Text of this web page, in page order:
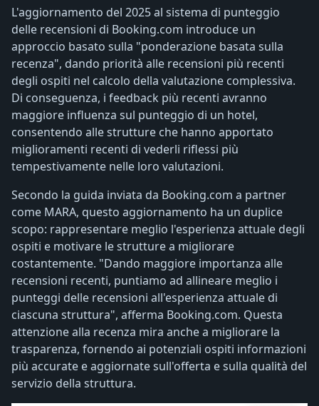
L'aggiornamento del 2025 al sistema di punteggio
delle recensioni di Booking.com introduce un
approccio basato sulla "ponderazione basata sulla
recenza", dando priorità alle recensioni più recenti
degli ospiti nel calcolo della valutazione complessiva.
Di conseguenza, i feedback più recenti avranno
maggiore influenza sul punteggio di un hotel,
consentendo alle strutture che hanno apportato
miglioramenti recenti di vederli riflessi più
tempestivamente nelle loro valutazioni.
Secondo la guida inviata da Booking.com a partner
come MARA, questo aggiornamento ha un duplice
scopo: rappresentare meglio l'esperienza attuale degli
ospiti e motivare le strutture a migliorare
costantemente. "Dando maggiore importanza alle
recensioni recenti, puntiamo ad allineare meglio i
punteggi delle recensioni all'esperienza attuale di
ciascuna struttura", afferma Booking.com. Questa
attenzione alla recenza mira anche a migliorare la
trasparenza, fornendo ai potenziali ospiti informazioni
più accurate e aggiornate sull'offerta e sulla qualità del
servizio della struttura.